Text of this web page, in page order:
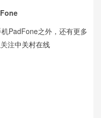
PadFone之外，还有更多
注中关村在线